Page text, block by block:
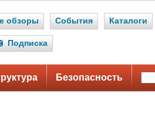
обзоры События Каталоги
Подписка
Безопасность